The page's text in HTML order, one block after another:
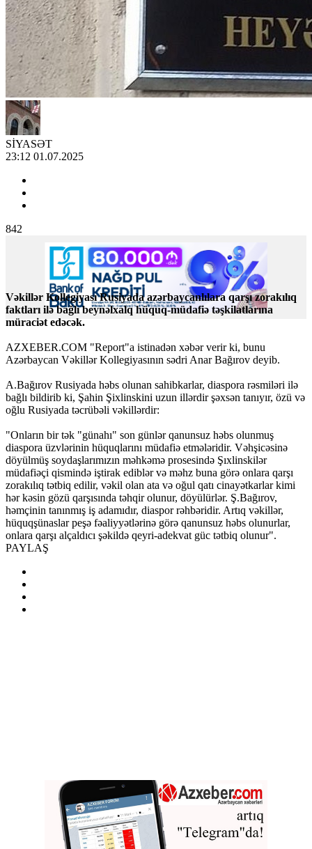
SİYASƏT
23:12 01.07.2025
842
Vəkillər Kollegiyası Rusiyada azərbaycanlılara qarşı zorakılıq
faktları ilə bağlı beynəlxalq hüquq-müdafiə təşkilatlarına
müraciət edəcək.
AZXEBER.COM "Report"a istinadən xəbər verir ki, bunu
Azərbaycan Vəkillər Kollegiyasının sədri Anar Bağırov deyib.
A.Bağırov Rusiyada həbs olunan sahibkarlar, diaspora rəsmiləri ilə
bağlı bildirib ki, Şahin Şixlinskini uzun illərdir şəxsən tanıyır, özü və
oğlu Rusiyada təcrübəli vəkillərdir:
"Onların bir tək "günahı" son günlər qanunsuz həbs olunmuş
diaspora üzvlərinin hüquqlarını müdafiə etmələridir. Vəhşicəsinə
döyülmüş soydaşlarımızın məhkəmə prosesində Şıxlinskilər
müdafiəçi qismində iştirak ediblər və məhz buna görə onlara qarşı
zorakılıq tətbiq edilir, vəkil olan ata və oğul qatı cinayətkarlar kimi
hər kəsin gözü qarşısında təhqir olunur, döyülürlər. Ş.Bağırov,
həmçinin tanınmış iş adamıdır, diaspor rəhbəridir. Artıq vəkillər,
hüquqşünaslar peşə fəaliyyətlərinə görə qanunsuz həbs olunurlar,
onlara qarşı alçaldıcı şəkildə qeyri-adekvat güc tətbiq olunur".
PAYLAŞ